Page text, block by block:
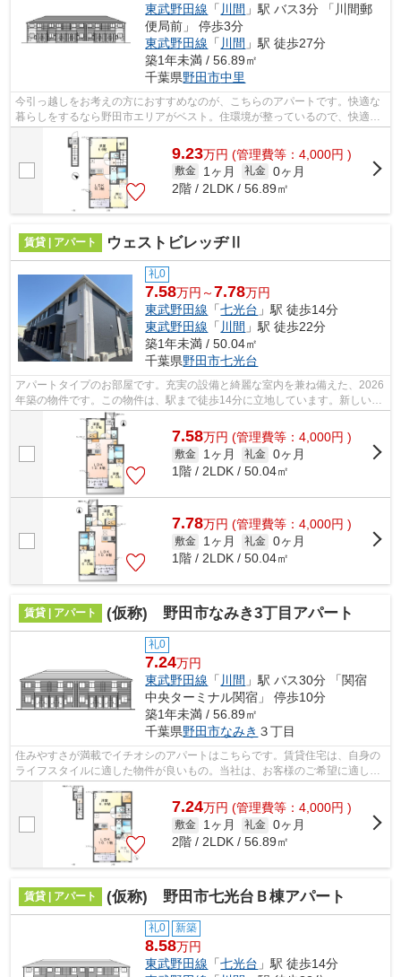
東武野田線 「 川間 」駅 バス3分 「川間郵
便局前」 停歩3分
東武野田線 「 川間 」駅 徒歩27分
築1年未満 / 56.89㎡
千葉県野田市中里
今引っ越しをお考えの方におすすめなのが、こちらのアパートです。快適な
暮らしをするなら野田市エリアがベスト。住環境が整っているので、快適な
エリアです。当エリアの賃貸物件をお...
9.23万円 (管理費等：4,000円 )
敷金 1ヶ月 礼金 0ヶ月
2階 / 2LDK / 56.89㎡
賃貸 | アパート ウェストビレッヂⅡ
礼0
7.58万円～7.78万円
東武野田線 「七光台 」駅 徒歩14分
東武野田線 「 川間 」駅 徒歩22分
築1年未満 / 50.04㎡
千葉県野田市七光台
アパートタイプのお部屋です。充実の設備と綺麗な室内を兼ね備えた、2026
年築の物件です。この物件は、駅まで徒歩14分に立地しています。新しい生
活をスタートさせるなら新築物件はい...
7.58万円 (管理費等：4,000円 )
敷金 1ヶ月 礼金 0ヶ月
1階 / 2LDK / 50.04㎡
7.78万円 (管理費等：4,000円 )
敷金 1ヶ月 礼金 0ヶ月
1階 / 2LDK / 50.04㎡
賃貸 | アパート (仮称) 野田市なみき3丁目アパート
礼0
7.24万円
東武野田線 「 川間 」駅 バス30分 「関宿
中央ターミナル関宿」 停歩10分
築1年未満 / 56.89㎡
千葉県野田市なみき ３丁目
住みやすさが満載でイチオシのアパートはこちらです。賃貸住宅は、自身の
ライフスタイルに適した物件が良いもの。当社は、お客様のご希望に適した
物件やニーズに合わせた物件のご紹介...
7.24万円 (管理費等：4,000円 )
敷金 1ヶ月 礼金 0ヶ月
2階 / 2LDK / 56.89㎡
賃貸 | アパート (仮称) 野田市七光台Ｂ棟アパート
礼0 新築
8.58万円
東武野田線 「七光台 」駅 徒歩14分